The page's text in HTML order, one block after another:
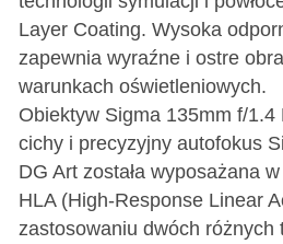
Layer Coating. Wysoka
zapewnia wyraźne i ostre
warunkach oświetleniowych.
Obiektyw Sigma 135mm f/1.4
cichy i precyzyjny autofokus
DG Art została wyposażana
HLA (High-Response Linear
zastosowaniu dwóch różnych